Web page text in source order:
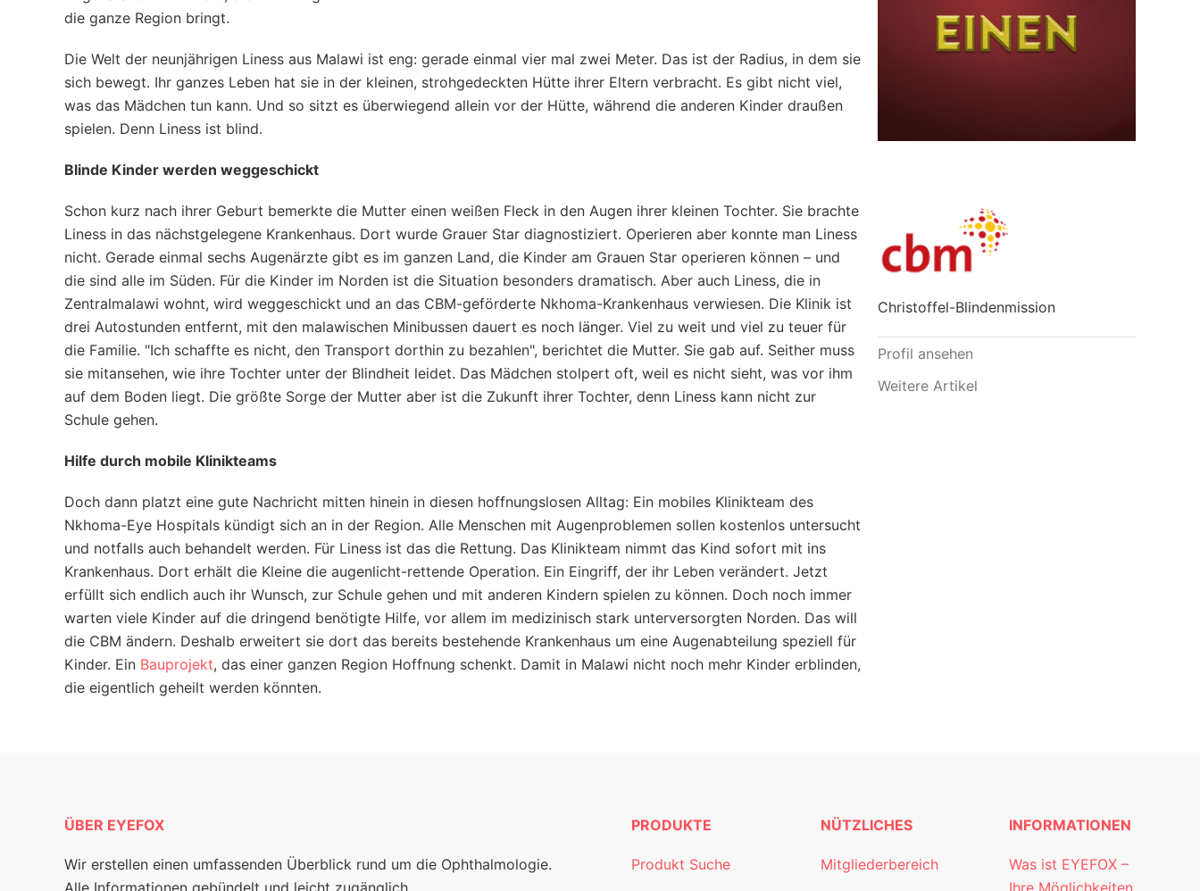
die ganze Region bringt.
Die Welt der neunjährigen Liness aus Malawi ist eng: gerade einmal vier mal zwei Meter. Das ist der Radius, in dem sie
sich bewegt. Ihr ganzes Leben hat sie in der kleinen, strohgedeckten Hütte ihrer Eltern verbracht. Es gibt nicht viel,
was das Mädchen tun kann. Und so sitzt es überwiegend allein vor der Hütte, während die anderen Kinder draußen
spielen. Denn Liness ist blind.
Blinde Kinder werden weggeschickt
Schon kurz nach ihrer Geburt bemerkte die Mutter einen weißen Fleck in den Augen ihrer kleinen Tochter. Sie brachte
Liness in das nächstgelegene Krankenhaus. Dort wurde Grauer Star diagnostiziert. Operieren aber konnte man Liness
nicht. Gerade einmal sechs Augenärzte gibt es im ganzen Land, die Kinder am Grauen Star operieren können – und
die sind alle im Süden. Für die Kinder im Norden ist die Situation besonders dramatisch. Aber auch Liness, die in
Zentralmalawi wohnt, wird weggeschickt und an das CBM-geförderte Nkhoma-Krankenhaus verwiesen. Die Klinik ist
drei Autostunden entfernt, mit den malawischen Minibussen dauert es noch länger. Viel zu weit und viel zu teuer für
die Familie. "Ich schaffte es nicht, den Transport dorthin zu bezahlen", berichtet die Mutter. Sie gab auf. Seither muss
sie mitansehen, wie ihre Tochter unter der Blindheit leidet. Das Mädchen stolpert oft, weil es nicht sieht, was vor ihm
auf dem Boden liegt. Die größte Sorge der Mutter aber ist die Zukunft ihrer Tochter, denn Liness kann nicht zur
Schule gehen.
Hilfe durch mobile Klinikteams
Doch dann platzt eine gute Nachricht mitten hinein in diesen hoffnungslosen Alltag: Ein mobiles Klinikteam des
Nkhoma-Eye Hospitals kündigt sich an in der Region. Alle Menschen mit Augenproblemen sollen kostenlos untersucht
und notfalls auch behandelt werden. Für Liness ist das die Rettung. Das Klinikteam nimmt das Kind sofort mit ins
Krankenhaus. Dort erhält die Kleine die augenlicht-rettende Operation. Ein Eingriff, der ihr Leben verändert. Jetzt
erfüllt sich endlich auch ihr Wunsch, zur Schule gehen und mit anderen Kindern spielen zu können. Doch noch immer
warten viele Kinder auf die dringend benötigte Hilfe, vor allem im medizinisch stark unterversorgten Norden. Das will
die CBM ändern. Deshalb erweitert sie dort das bereits bestehende Krankenhaus um eine Augenabteilung speziell für
Kinder. Ein Bauprojekt, das einer ganzen Region Hoffnung schenkt. Damit in Malawi nicht noch mehr Kinder erblinden,
die eigentlich geheilt werden könnten.
Christoffel-Blindenmission
Profil ansehen
Weitere Artikel
ÜBER EYEFOX
Wir erstellen einen umfassenden Überblick rund um die Ophthalmologie.
Alle Informationen gebündelt und leicht zugänglich.
PRODUKTE
Produkt Suche
NÜTZLICHES
Mitgliederbereich
INFORMATIONEN
Was ist EYEFOX –
Ihre Möglichkeiten